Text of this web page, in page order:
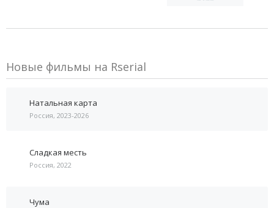
Новые фильмы на Rserial
Натальная карта
Россия, 2023-2026
Сладкая месть
Россия, 2022
Чума